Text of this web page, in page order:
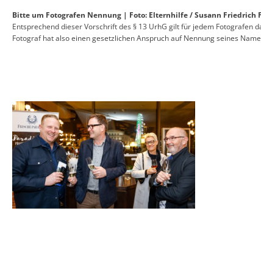
Bitte um Fotografen Nennung | Foto: Elternhilfe / Susann Friedrich
Entsprechend dieser Vorschrift des § 13 UrhG gilt für jedem Fotografen
Fotograf hat also einen gesetzlichen Anspruch auf Nennung seines